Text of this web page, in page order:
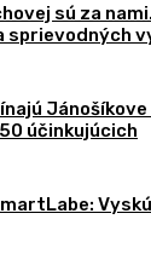
sú za
sprievodných
účinkujúcich